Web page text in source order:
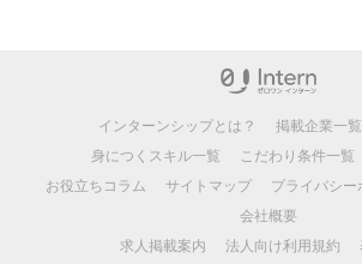
インターンシップとは？ 掲載企業一覧
身につくスキル一覧
こだわり条件一覧
お役立ちコラム
サイトマップ プライバシー
会社概要
求人掲載案内
法人向け利用規約